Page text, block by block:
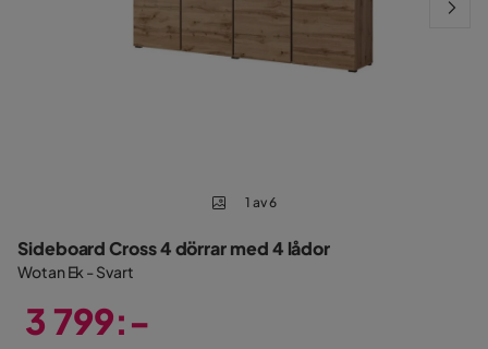
1 av 6
Sideboard Cross 4 dörrar med 4 lådor
Wotan Ek - Svart
3 799:-